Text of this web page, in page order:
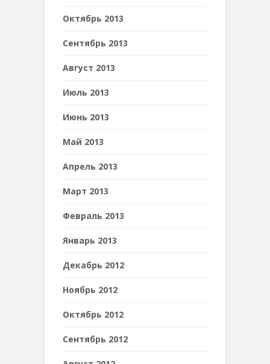
Октябрь 2013
Сентябрь 2013
Август 2013
Июль 2013
Июнь 2013
Май 2013
Апрель 2013
Март 2013
Февраль 2013
Январь 2013
Декабрь 2012
Ноябрь 2012
Октябрь 2012
Сентябрь 2012